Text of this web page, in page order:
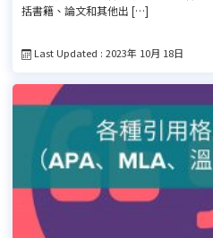
括書籍、論文和其他出 […]
Last Updated : 2023年 10月 18日